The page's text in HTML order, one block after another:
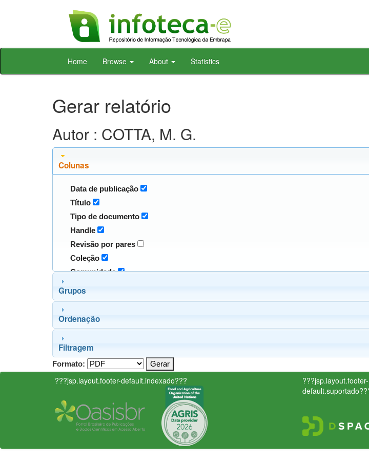
Skip
Home Browse About Statistics
Gerar relatório
Autor : COTTA, M. G.
Colunas
Data de publicação
Título
Tipo de documento
Handle
Revisão por pares
Coleção
Comunidade
Grupos
Ordenação
Filtragem
Formato:
???jsp.layout.footer-default.indexado???
???jsp.layout.footer-